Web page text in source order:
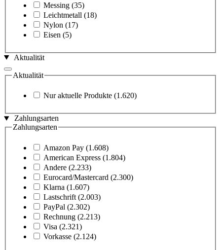
Messing (35)
Leichtmetall (18)
Nylon (17)
Eisen (5)
Aktualität
Aktualität
Nur aktuelle Produkte (1.620)
Zahlungsarten
Zahlungsarten
Amazon Pay (1.608)
American Express (1.804)
Andere (2.233)
Eurocard/Mastercard (2.300)
Klarna (1.607)
Lastschrift (2.003)
PayPal (2.302)
Rechnung (2.213)
Visa (2.321)
Vorkasse (2.124)